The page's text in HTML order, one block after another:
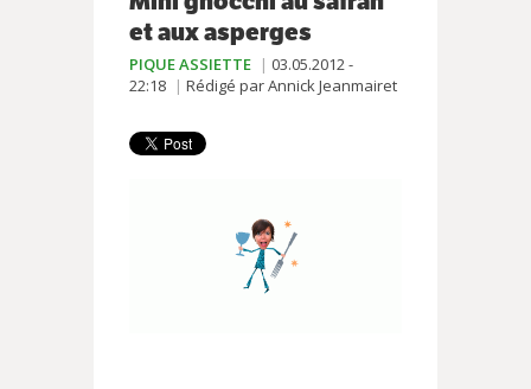
et aux asperges
PIQUE ASSIETTE
03.05.2012 -
22:18
Rédigé par Annick Jeanmairet